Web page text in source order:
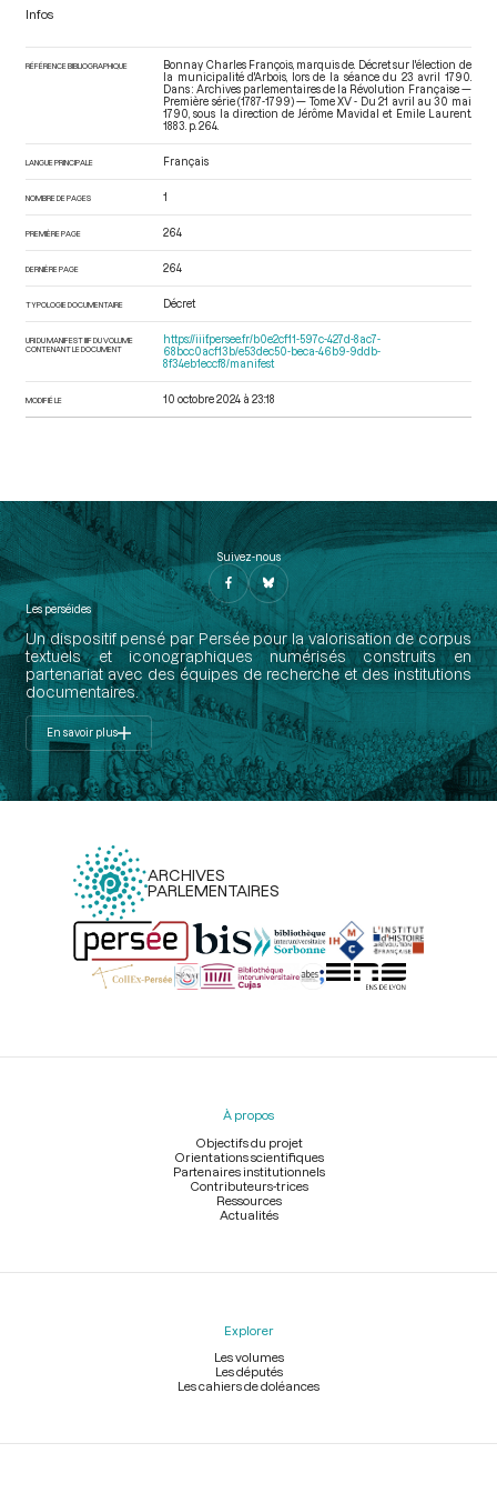
Infos
RÉFÉRENCE BIBLIOGRAPHIQUE
Bonnay Charles François, marquis de. Décret sur l'élection de
la municipalité d'Arbois, lors de la séance du 23 avril 1790.
Dans : Archives parlementaires de la Révolution Française —
Première série (1787-1799) — Tome XV - Du 21 avril au 30 mai
1790 , sous la direction de Jérôme Mavidal et Emile Laurent.
1883. p. 264.
LANGUE PRINCIPALE Français
NOMBRE DE PAGES 1
PREMIÈRE PAGE 264
DERNIÈRE PAGE 264
TYPOLOGIE DOCUMENTAIRE Décret
URI DU MANIFEST IIIF DU VOLUME
CONTENANT LE DOCUMENT
https://iiif.persee.fr/b0e2cf11-597c-427d-8ac7-
68bcc0acf13b/e53dec50-beca-46b9-9ddb-
8f34eb1eccf8/manifest
MODIFIÉ LE 10 octobre 2024 à 23:18
Suivez-nous
Les perséides
Un dispositif pensé par Persée pour la valorisation de corpus
textuels et iconographiques numérisés construits en
partenariat avec des équipes de recherche et des institutions
documentaires.
En savoir plus
ARCHIVES
PARLEMENTAIRES
Menu
À propos
Objectifs du projet
Orientations scientifiques
Partenaires institutionnels
Contributeurs-trices
Ressources
Actualités
Explorer
Les volumes
Les députés
Les cahiers de doléances